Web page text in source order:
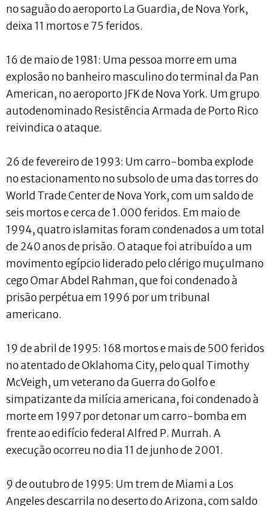
no saguão do aeroporto La Guardia, de Nova York,
deixa 11 mortos e 75 feridos.
16 de maio de 1981: Uma pessoa morre em uma
explosão no banheiro masculino do terminal da Pan
American, no aeroporto JFK de Nova York. Um grupo
autodenominado Resistência Armada de Porto Rico
reivindica o ataque.
26 de fevereiro de 1993: Um carro-bomba explode
no estacionamento no subsolo de uma das torres do
World Trade Center de Nova York, com um saldo de
seis mortos e cerca de 1.000 feridos. Em maio de
1994, quatro islamitas foram condenados a um total
de 240 anos de prisão. O ataque foi atribuído a um
movimento egípcio liderado pelo clérigo muçulmano
cego Omar Abdel Rahman, que foi condenado à
prisão perpétua em 1996 por um tribunal
americano.
19 de abril de 1995: 168 mortos e mais de 500 feridos
no atentado de Oklahoma City, pelo qual Timothy
McVeigh, um veterano da Guerra do Golfo e
simpatizante da milícia americana, foi condenado à
morte em 1997 por detonar um carro-bomba em
frente ao edifício federal Alfred P. Murrah. A
execução ocorreu no dia 11 de junho de 2001.
9 de outubro de 1995: Um trem de Miami a Los
Angeles descarrila no deserto do Arizona, com saldo